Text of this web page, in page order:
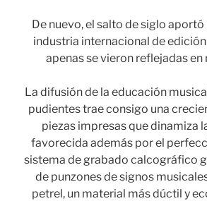
De nuevo, el salto de siglo aportó
industria internacional de
apenas se vieron reflejadas en
La difusión de la educación
pudientes trae consigo una
piezas impresas que dinamiza
favorecida además por el
sistema de grabado calcográfico
de punzones de signos
petrel, un material más dúctil y